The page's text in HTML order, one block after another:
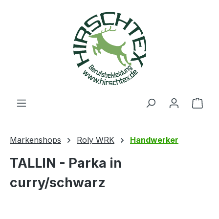
Markenshops Roly WRK Handwerker
TALLIN - Parka in
curry/schwarz